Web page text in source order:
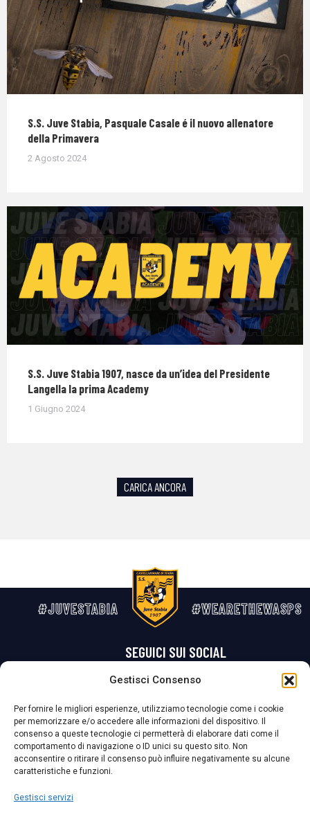
Gestisci Consenso
Per fornire le migliori esperienze, utilizziamo tecnologie come i cookie
per memorizzare e/o accedere alle informazioni del dispositivo. Il
consenso a queste tecnologie ci permetterà di elaborare dati come il
comportamento di navigazione o ID unici su questo sito. Non
acconsentire o ritirare il consenso può influire negativamente su alcune
caratteristiche e funzioni.
Gestisci servizi
S.S. Juve Stabia, Pasquale Casale é il nuovo allenatore
della Primavera
2 Agosto 2024
S.S. Juve Stabia 1907, nasce da un’idea del Presidente
Langella la prima Academy
1 Giugno 2024
CARICA ANCORA
#JUVESTABIA #WEARETHEWASPS
SEGUICI SUI SOCIAL
La Società ha nominato il Responsabile della Protezione dei Dati Personali (DPO), figura specializzata che vigila sulle modalità adottate dalla
nostra Società per tutelare i Suoi dati personali.